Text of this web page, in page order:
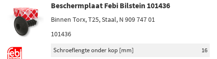
Beschermplaat Febi Bilstein 101436
Binnen Torx, T25, Staal, N 909 747 01
101436
Schroeflengte onder kop [mm]
16